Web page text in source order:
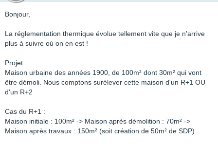
Bonjour,
La réglementation thermique évolue tellement vite que je n'arrive
plus à suivre où on en est !
Projet :
Maison urbaine des années 1900, de 100m² dont 30m² qui vont
être démoli. Nous comptons surélever cette maison d'un R+1 OU
d'un R+2
Cas du R+1 :
Maison initiale : 100m² -> Maison après démolition : 70m² ->
Maison après travaux : 150m² (soit création de 50m² de SDP)